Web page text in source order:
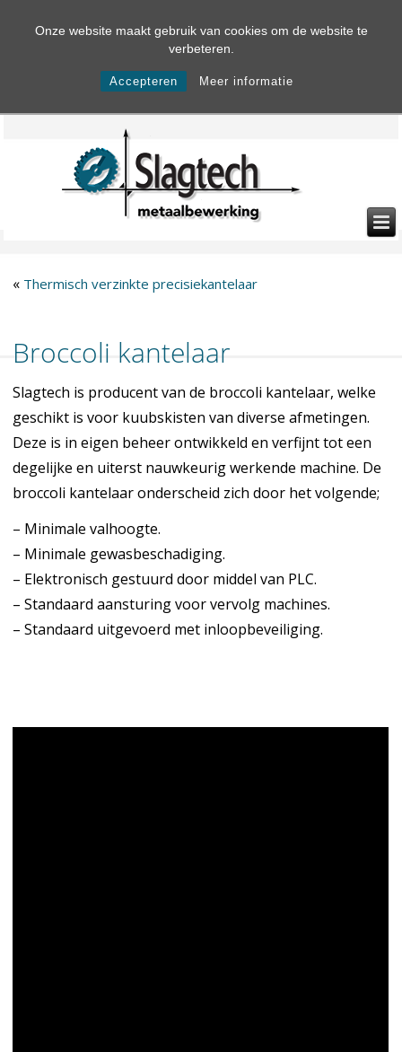
Onze website maakt gebruik van cookies om de website te
verbeteren.
Accepteren Meer informatie
« Thermisch verzinkte precisiekantelaar
Broccoli kantelaar
Slagtech is producent van de broccoli kantelaar, welke
geschikt is voor kuubskisten van diverse afmetingen.
Deze is in eigen beheer ontwikkeld en verfijnt tot een
degelijkeen uiterst nauwkeurig werkende machine. De
broccoli kantelaar onderscheid zich door het volgende;
– Minimale valhoogte.
– Minimale gewasbeschadiging.
– Elektronisch gestuurd door middel van PLC.
– Standaard aansturing voor vervolg machines.
– Standaard uitgevoerd met inloopbeveiliging.